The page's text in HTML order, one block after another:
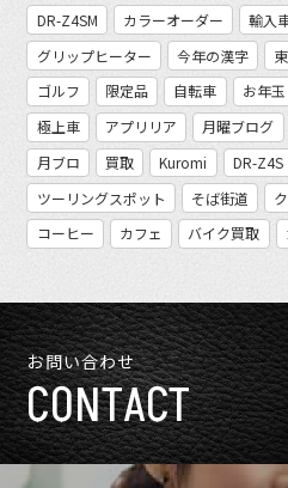
DR-Z4SM
カラーオーダー 輸入
グリップヒーター
今年の漢字
ゴルフ
限定品 自転車 お年玉
極上車
アプリリア 月曜ブログ
月ブロ
買取 Kuromi DR-Z4S
ツーリングスポット
そば街道
コーヒー
カフェ バイク買取
お問い合わせ
CONTACT